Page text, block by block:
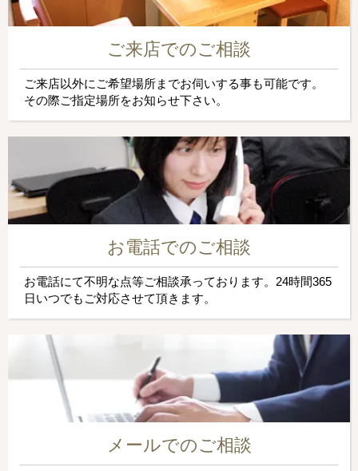
ご来店でのご相談
ご来店以外にご希望場所までお伺いする事も可能です。
その際ご指定場所をお知らせ下さい。
お電話でのご相談
お電話にて不明な点等ご相談承っております。24時間365
日いつでもご対応させて頂きます。
メールでのご相談